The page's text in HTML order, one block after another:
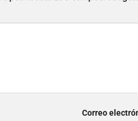
Correo